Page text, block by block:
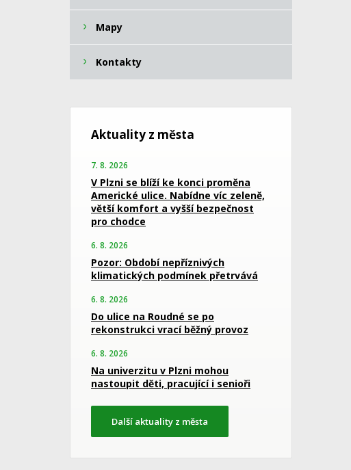
Mapy
Kontakty
Aktuality z města
7. 8. 2026
V Plzni se blíží ke konci proměna
Americké ulice. Nabídne víc zeleně,
větší komfort a vyšší bezpečnost
pro chodce
6. 8. 2026
Pozor: Období nepříznivých
klimatických podmínek přetrvává
6. 8. 2026
Do ulice na Roudné se po
rekonstrukci vrací běžný provoz
6. 8. 2026
Na univerzitu v Plzni mohou
nastoupit děti, pracující i senioři
Další aktuality z města